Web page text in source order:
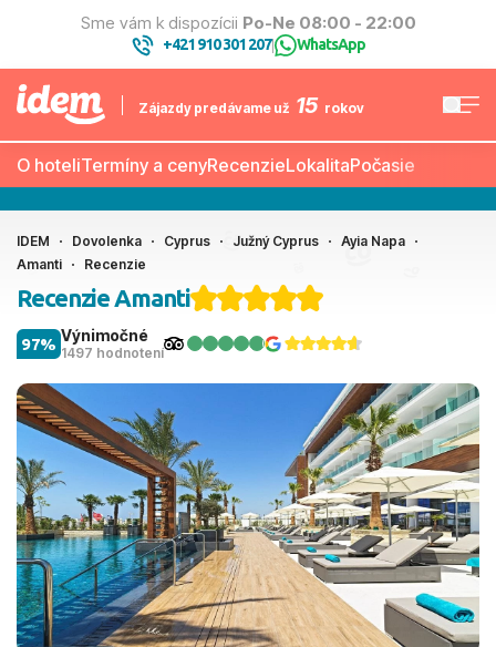
Sme vám k dispozícii Po-Ne 08:00 - 22:00
+421 910 301 207| WhatsApp
Zájazdy predávame už 15 rokov
O hoteliTermíny a cenyRecenzieLokalitaPočasie
IDEM Dovolenka Cyprus Južný Cyprus
Ayia Napa
Amanti
Recenzie
Recenzie Amanti
Výnimočné
1497 hodnotení
97%